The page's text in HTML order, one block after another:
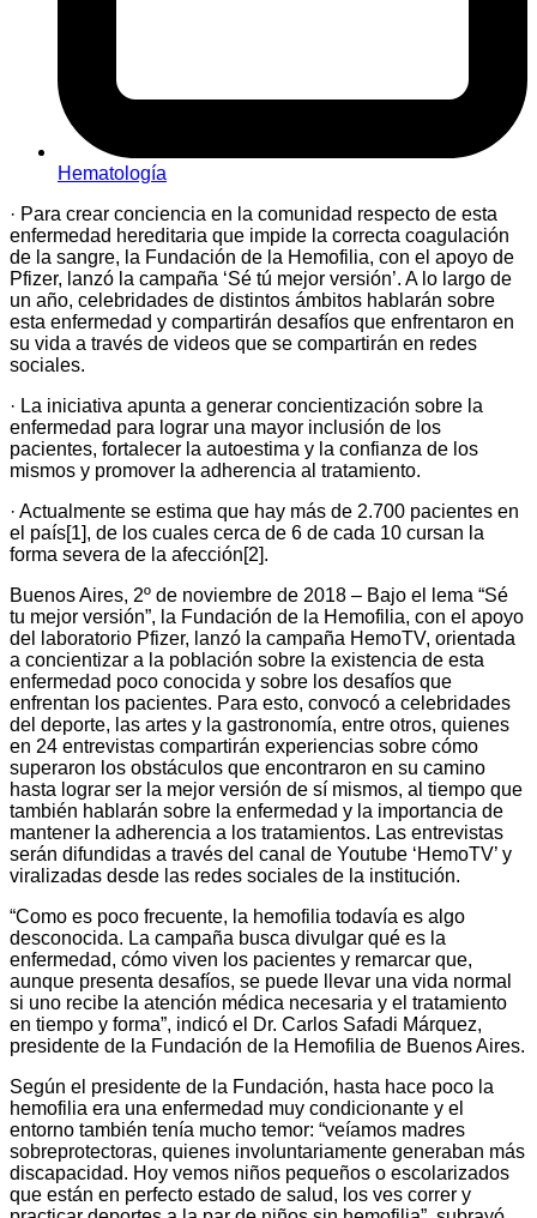
Hematología
· Para crear conciencia en la comunidad respecto de esta
enfermedad hereditaria que impide la correcta coagulación
de la sangre, la Fundación de la Hemofilia, con el apoyo de
Pfizer, lanzó la campaña ‘Sé tú mejor versión’. A lo largo de
un año, celebridades de distintos ámbitos hablarán sobre
esta enfermedad y compartirán desafíos que enfrentaron en
su vida a través de videos que se compartirán en redes
sociales.
· La iniciativa apunta a generar concientización sobre la
enfermedad para lograr una mayor inclusión de los
pacientes, fortalecer la autoestima y la confianza de los
mismos y promover la adherencia al tratamiento.
· Actualmente se estima que hay más de 2.700 pacientes en
el país[1], de los cuales cerca de 6 de cada 10 cursan la
forma severa de la afección[2].
Buenos Aires, 2º de noviembre de 2018 – Bajo el lema “Sé
tu mejor versión”, la Fundación de la Hemofilia, con el apoyo
del laboratorio Pfizer, lanzó la campaña HemoTV, orientada
a concientizar a la población sobre la existencia de esta
enfermedad poco conocida y sobre los desafíos que
enfrentan los pacientes. Para esto, convocó a celebridades
del deporte, las artes y la gastronomía, entre otros, quienes
en 24 entrevistas compartirán experiencias sobre cómo
superaron los obstáculos que encontraron en su camino
hasta lograr ser la mejor versión de sí mismos, al tiempo que
también hablarán sobre la enfermedad y la importancia de
mantener la adherencia a los tratamientos. Las entrevistas
serán difundidas a través del canal de Youtube ‘HemoTV’ y
viralizadas desde las redes sociales de la institución.
“Como es poco frecuente, la hemofilia todavía es algo
desconocida. La campaña busca divulgar qué es la
enfermedad, cómo viven los pacientes y remarcar que,
aunque presenta desafíos, se puede llevar una vida normal
si uno recibe la atención médica necesaria y el tratamiento
en tiempo y forma”, indicó el Dr. Carlos Safadi Márquez,
presidente de la Fundación de la Hemofilia de Buenos Aires.
Según el presidente de la Fundación, hasta hace poco la
hemofilia era una enfermedad muy condicionante y el
entorno también tenía mucho temor: “veíamos madres
sobreprotectoras, quienes involuntariamente generaban más
discapacidad. Hoy vemos niños pequeños o escolarizados
que están en perfecto estado de salud, los ves correr y